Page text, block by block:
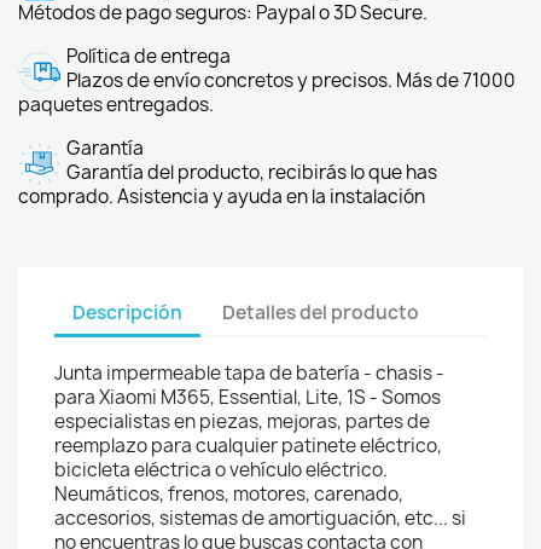
Métodos de pago seguros: Paypal o 3D Secure.
Política de entrega
Plazos de envío concretos y precisos. Más de 71000
paquetes entregados.
Garantía
Garantía del producto, recibirás lo que has
comprado. Asistencia y ayuda en la instalación
Descripción Detalles del producto
Junta impermeable tapa de batería - chasis -
para Xiaomi M365, Essential, Lite, 1S - Somos
especialistas en piezas, mejoras, partes de
reemplazo para cualquier patinete eléctrico,
bicicleta eléctrica o vehículo eléctrico.
Neumáticos, frenos, motores, carenado,
accesorios, sistemas de amortiguación, etc... si
no encuentras lo que buscas contacta con